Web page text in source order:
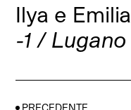
Ilya e
-1 / Lugano